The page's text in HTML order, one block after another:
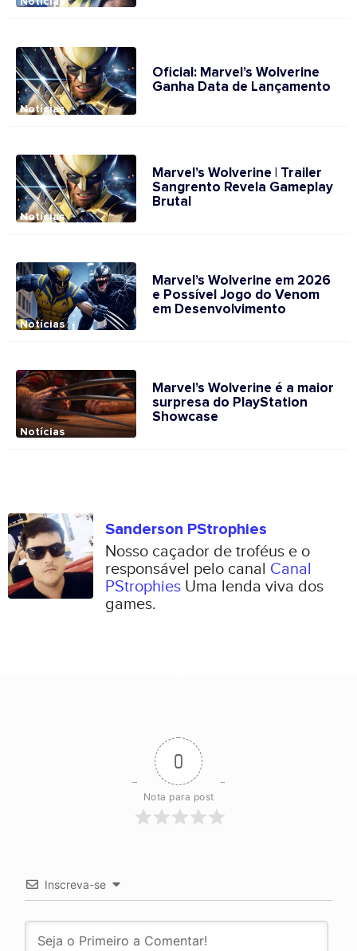
Notícias
Oficial: Marvel’s Wolverine
Ganha Data de Lançamento
Notícias
Marvel’s Wolverine | Trailer
Sangrento Revela Gameplay
Brutal
Notícias
Marvel’s Wolverine em 2026
e Possível Jogo do Venom
em Desenvolvimento
Notícias
Marvel’s Wolverine é a maior
surpresa do PlayStation
Showcase
Sanderson PStrophies
Nosso caçador de troféus e o
responsável pelo canal Canal
PStrophies Uma lenda viva dos
games.
0
Nota para post
Inscreva-se